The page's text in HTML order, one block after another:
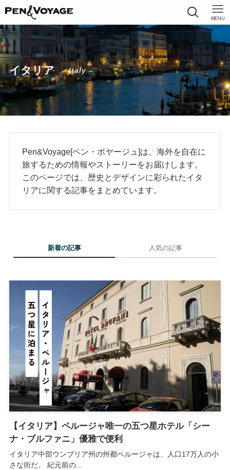
MENU
イタリア – Italy –
Pen&Voyage[ペン・ボヤージュ]は、海外を自在に
旅するための情報やストーリーをお届けします。
このページでは、歴史とデザインに彩られたイタ
リアに関する記事をまとめています。
新着の記事 人気の記事
【イタリア】ペルージャ唯一の五つ星ホテル「シー
ナ・ブルファニ」優雅で便利
イタリア中部ウンブリア州の州都ペルージャは、人口17万人の小
さな街だ。 紀元前の...